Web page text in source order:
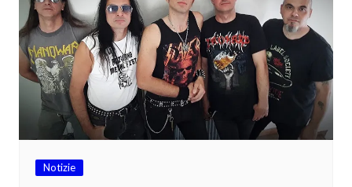
Notizie